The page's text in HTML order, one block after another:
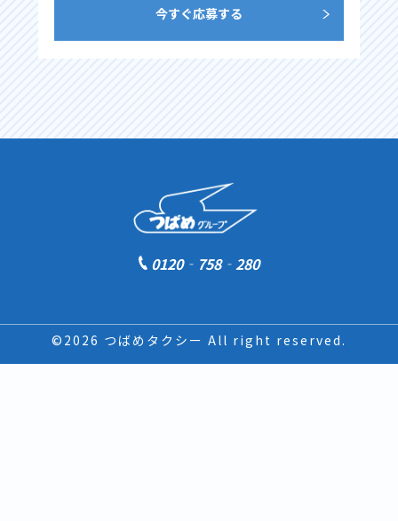
今すぐ応募する
0120‐758‐280
©2026 つばめタクシー All right reserved.